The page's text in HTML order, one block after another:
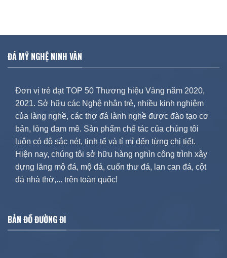
ĐÁ MỸ NGHỆ NINH VÂN
Đơn vị trẻ đạt TOP 50 Thương hiệu Vàng năm 2020,
2021. Sở hữu các Nghệ nhân trẻ, nhiều kinh nghiệm
của làng nghề, các thợ đá lành nghề được đào tạo cơ
bản, lòng đam mê. Sản phẩm chế tác của chúng tôi
luôn có độ sắc nét, tinh tế và tỉ mỉ đến từng chi tiết.
Hiện nay, chúng tôi sở hữu hàng nghìn công trình xây
dựng lăng mộ đá, mộ đá, cuốn thư đá, lan can đá, cột
đá nhà thờ,... trên toàn quốc!
BẢN ĐỒ ĐƯỜNG ĐI